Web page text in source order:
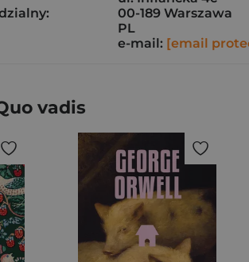
00-189 Warszawa
PL
e-mail: [email
vadis